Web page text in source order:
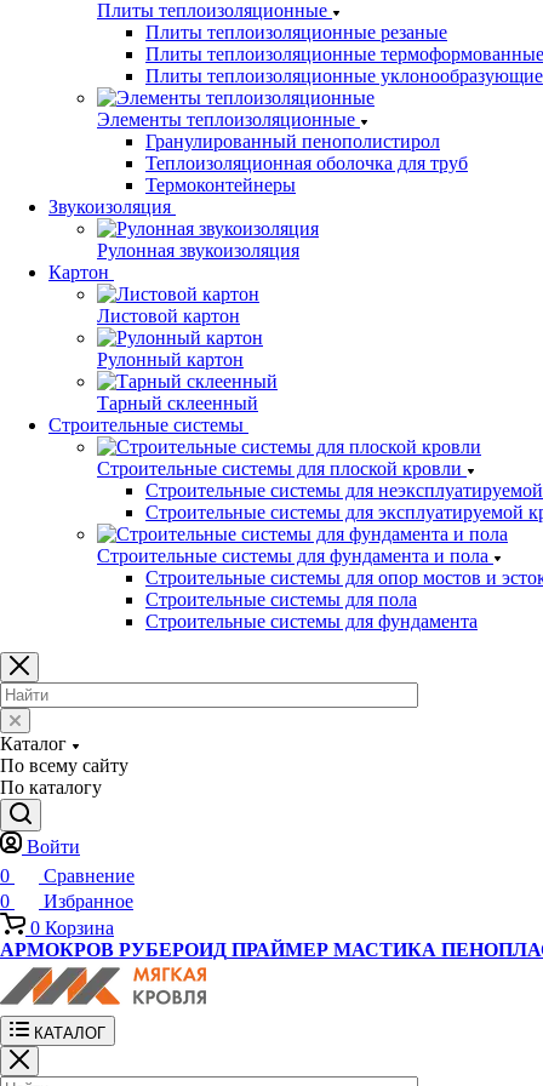
Плиты теплоизоляционные
Плиты теплоизоляционные резаные
Плиты теплоизоляционные термоформованные
Плиты теплоизоляционные уклонообразующие
Элементы теплоизоляционные
Гранулированный пенополистирол
Теплоизоляционная оболочка для труб
Термоконтейнеры
Звукоизоляция
Рулонная звукоизоляция
Картон
Листовой картон
Рулонный картон
Тарный склеенный
Строительные системы
Строительные системы для плоской кровли
Строительные системы для
Строительные системы для эксплуатируемой
Строительные системы для фундамента и пола
Строительные системы для опор мостов и
Строительные системы для пола
Строительные системы для фундамента
Каталог
По всему сайту
По каталогу
Войти
0
Сравнение
0
Избранное
0 Корзина
АРМОКРОВ РУБЕРОИД ПРАЙМЕР МАСТИКА
КАТАЛОГ